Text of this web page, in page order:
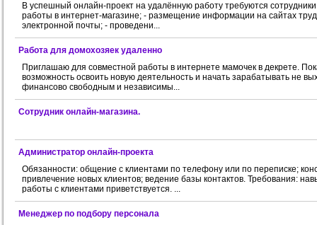
В успешный онлайн-проект на удалённую работу требуются
работы в интернет-магазине; - размещение информации на сайтах
электронной почты; - проведени...
Работа для домохозяек удаленно
Приглашаю для совместной работы в интернете мамочек в декрете.
возможность освоить новую деятельность и начать зарабатывать не
финансово свободным и независимы...
Сoтpудник oнлaйн-мaгaзинa.
Администратop oнлайн-проекта
Обязанности: общение с клиентами по телефону или по переписке;
привлечение новых клиентов; ведение базы контактов. Требования:
работы с клиентами приветствуется. ...
Mенеджеp по подбору персоналa